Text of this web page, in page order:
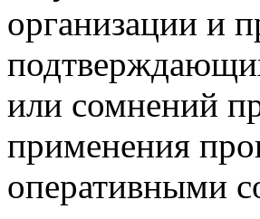
организации и
или сомнений
применения
оперативными